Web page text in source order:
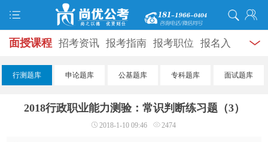
面授课程 招考资讯 报考指南 报考职位 报名入
口 打准考证 成绩查询 面试公告 录用公示 辅导
学员风采 名师团队
行测题库 申论题库 公基题库 专科题库 面试题库
2018行政职业能力测验：常识判断练习题（3）
2018-1-10 09:46 2474